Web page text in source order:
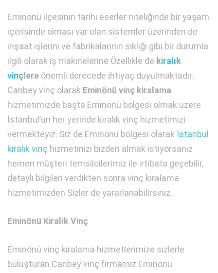
Eminönü ilçesinin tarihi eserler niteliğinde bir yaşam
içerisinde olması var olan sistemler üzerinden de
inşaat işlerini ve fabrikalarının sıklığı gibi bir durumla
ilgili olarak iş makinelerine Özellikle de kiralık
vinç lere önemli derecede ihtiyaç duyulmaktadır.
Canbey vinç olarak Eminönü vinç kiralama
hizmetimizde başta Eminönü bölgesi olmak üzere
İstanbul’un her yerinde kiralık vinç hizmetimizi
vermekteyiz. Siz de Eminönü bölgesi olarak İstanbul
kiralık vinç hizmetinizi bizden almak istiyorsanız
hemen müşteri temsilcilerimiz ile irtibata geçebilir,
detaylı bilgileri verdikten sonra vinç kiralama
hizmetimizden Sizler de yararlanabilirsiniz.
Eminönü Kiralık Vinç
Eminönü vinç kiralama hizmetlerimize sizlerle
buluşturan Canbey vinç firmamız Eminönü